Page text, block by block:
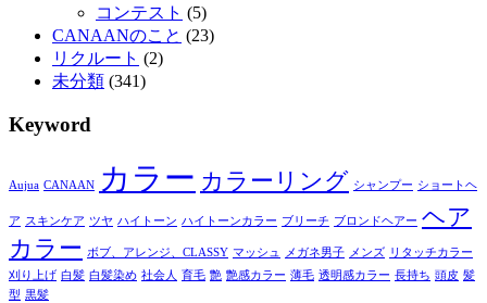
コンテスト (5)
CANAANのこと (23)
リクルート (2)
未分類 (341)
Keyword
Aujua CANAAN カラー カラーリング シャンプー ショートヘ
ア スキンケア ツヤ ハイトーン ハイトーンカラー ブリーチ ブロンドヘアー ヘア
カラー
ボブ、アレンジ、CLASSY マッシュ メガネ男子 メンズ リタッチカラー
刈り上げ 白髪 白髪染め 社会人 育毛 艶 艶感カラー 薄毛 透明感カラー 長持ち 頭皮 髪
型 黒髪